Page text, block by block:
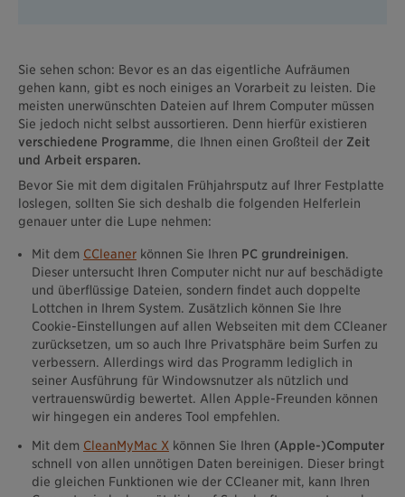
Sie sehen schon: Bevor es an das eigentliche Aufräumen
gehen kann, gibt es noch einiges an Vorarbeit zu leisten. Die
meisten unerwünschten Dateien auf Ihrem Computer müssen
Sie jedoch nicht selbst aussortieren. Denn hierfür existieren
verschiedene Programme, die Ihnen einen Großteil der Zeit
und Arbeit ersparen.
Bevor Sie mit dem digitalen Frühjahrsputz auf Ihrer Festplatte
loslegen, sollten Sie sich deshalb die folgenden Helferlein
genauer unter die Lupe nehmen:
Mit dem CCleaner können Sie Ihren PC grundreinigen.
Dieser untersucht Ihren Computer nicht nur auf beschädigte
und überflüssige Dateien, sondern findet auch doppelte
Lottchen in Ihrem System. Zusätzlich können Sie Ihre
Cookie-Einstellungen auf allen Webseiten mit dem CCleaner
zurücksetzen, um so auch Ihre Privatsphäre beim Surfen zu
verbessern. Allerdings wird das Programm lediglich in
seiner Ausführung für Windowsnutzer als nützlich und
vertrauenswürdig bewertet. Allen Apple-Freunden können
wir hingegen ein anderes Tool empfehlen.
Mit dem CleanMyMac X können Sie Ihren (Apple-)Computer
schnell von allen unnötigen Daten bereinigen. Dieser bringt
die gleichen Funktionen wie der CCleaner mit, kann Ihren